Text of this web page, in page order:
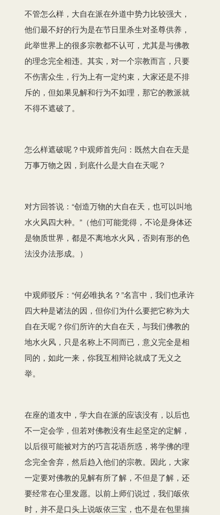
不管怎么样，大自在派在外道中势力比较强大，
他们最不好的行为是在节日里杀生对圣尊供养，
此举世界上的很多宗教都不认可，尤其是与佛教
的理念完全相违。其实，对一个宗教而言，只要
不伤害众生，行为上有一定约束，大家还是不排
斥的，但如果见解和行为不如理，那它的教派就
不得不遮破了。
怎么样遮破呢？中观师首先问：既然大自在天是
万事万物之因，到底什么是大自在天呢？
对方回答说：“创造万物的大自在天，也可以叫地
水火风四大种。”（他们可能觉得，不论是身体还
是物质世界，都是不离地水火风，否则有形的色
法没办法形成。）
中观师驳斥：“何必唯执名？”名言中，我们也承许
四大种是诸法的因，但你们为什么要把它称为大
自在天呢？你们所许的大自在天，与我们佛教的
地水火风，只是名称上不同而已，意义完全是相
同的，如此一来，你我互相辩论就成了无义之
举。
在座的道友中，学大自在派的应该没有，以后也
不一定会学，但若对佛教没有生起坚定的定解，
以后很可能被对方的巧言花语所惑，将学佛的理
念完全舍弃，然后趋入他们的宗教。因此，大家
一定要对佛教的见解有所了解，不但是了解，还
要经常在心里发愿。以前上师们说过，我们皈依
时，并不是口头上说皈依三宝，也不是在包里揣